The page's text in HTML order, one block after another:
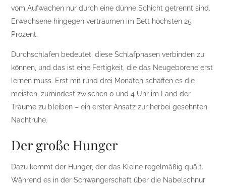
vom Aufwachen nur durch eine dünne Schicht getrennt sind.
Erwachsene hingegen verträumen im Bett höchsten 25
Prozent.
Durchschlafen bedeutet, diese Schlafphasen verbinden zu
können, und das ist eine Fertigkeit, die das Neugeborene erst
lernen muss. Erst mit rund drei Monaten schaffen es die
meisten, zumindest zwischen 0 und 4 Uhr im Land der
Träume zu bleiben – ein erster Ansatz zur herbei gesehnten
Nachtruhe.
Der große Hunger
Dazu kommt der Hunger, der das Kleine regelmäßig quält.
Während es in der Schwangerschaft über die Nabelschnur